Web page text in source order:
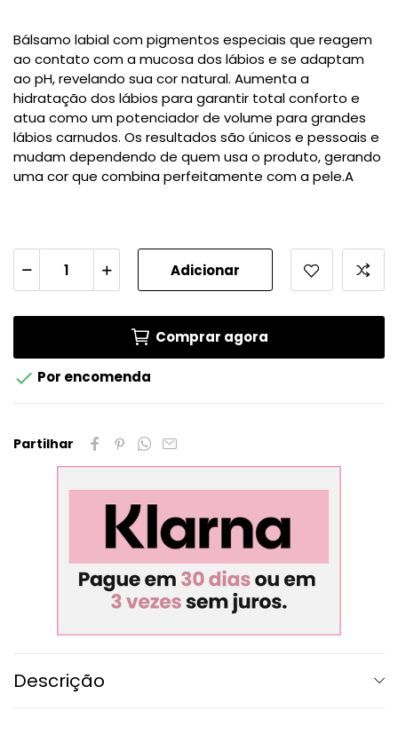
Bálsamo labial com pigmentos especiais que reagem
ao contato com a mucosa dos lábios e se adaptam
ao pH, revelando sua cor natural. Aumenta a
hidratação dos lábios para garantir total conforto e
atua como um potenciador de volume para grandes
lábios carnudos. Os resultados são únicos e pessoais e
mudam dependendo de quem usa o produto, gerando
uma cor que combina perfeitamente com a pele.A
Adicionar
Comprar agora
 Por encomenda
Partilhar
Descrição